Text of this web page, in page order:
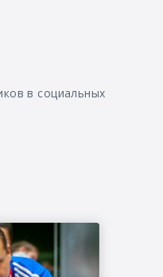
в социальных